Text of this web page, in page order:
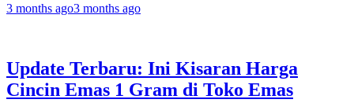
3 months ago3 months ago
Update Terbaru: Ini Kisaran Harga
Cincin Emas 1 Gram di Toko Emas